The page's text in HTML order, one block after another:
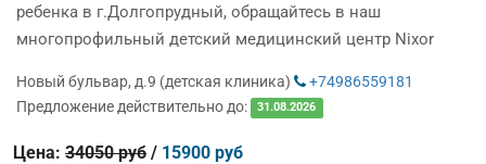
ребенка в г.Долгопрудный, обращайтесь в наш
многопрофильный детский медицинский центр Nixor
Новый бульвар, д.9 (детская клиника)
+74986559181
Предложение действительно до:
31.08.2026
Цена: 34050 руб / 15900 руб